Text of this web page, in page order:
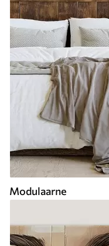
Modulaarne